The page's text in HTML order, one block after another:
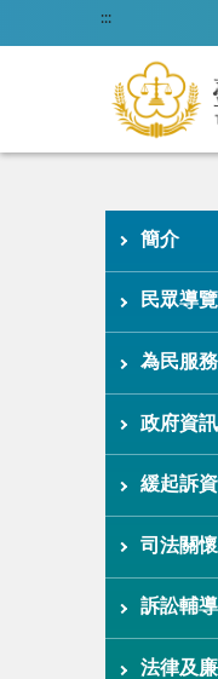
:::
簡介
民眾導覽
為民服務
政府資
緩起訴
司法關
訴訟輔導
法律及